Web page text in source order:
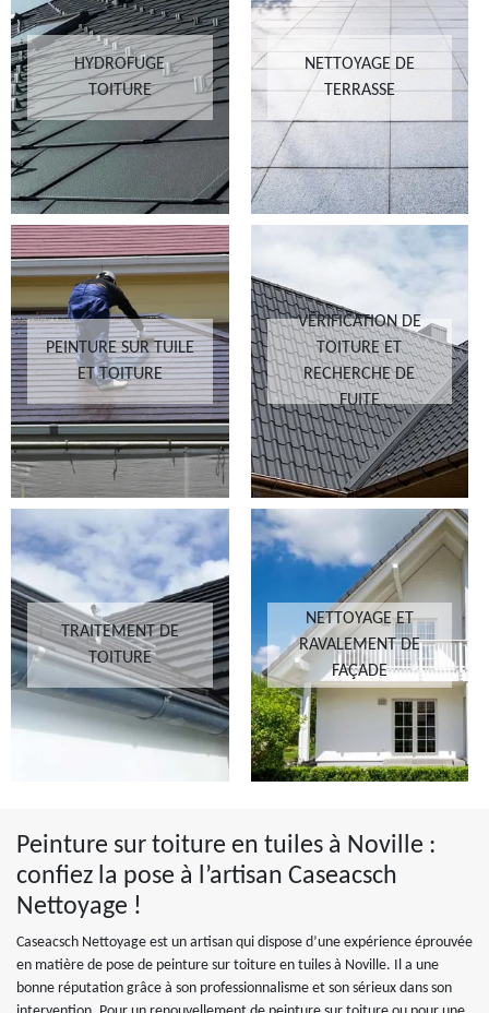
HYDROFUGE
TOITURE
NETTOYAGE DE
TERRASSE
PEINTURE SUR TUILE
ET TOITURE
VÉRIFICATION DE
TOITURE ET
RECHERCHE DE
FUITE
TRAITEMENT DE
TOITURE
NETTOYAGE ET
RAVALEMENT DE
FAÇADE
Peinture sur toiture en tuiles à Noville :
confiez la pose à l’artisan Caseacsch
Nettoyage !
Caseacsch Nettoyage est un artisan qui dispose d’une expérience éprouvée
en matière de pose de peinture sur toiture en tuiles à Noville. Il a une
bonne réputation grâce à son professionnalisme et son sérieux dans son